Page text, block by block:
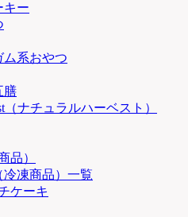
キー
ム系おやつ
膳
ナチュラルハーベスト）
品）
凍商品）一覧
ケーキ